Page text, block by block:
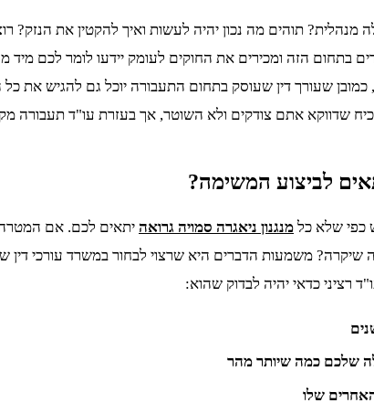
מנהלית? תוהים מה נכון יהיה לעשות ואיך להקטין את
בתחום הזה ומכירים את החוקים לעומק יידעו לומר לכם
כמובן שעורך דין שעוסק בתחום התעבורה יוכל גם להגיש את
שדווקא אתם צודקים ולא השוטר, אך בעזרת עו"ד תעבורה
לביצוע המשימה?
כפי שלא כל מנגנון ניאגרה סמויה גרואה יתאים לכם. אם המטרה
משמעות הדברים היא שרצוי לבחור במשרד עורכי דין
כדאי יהיה לבדוק שהוא:
שלכם כמה שיותר מהר
שלו